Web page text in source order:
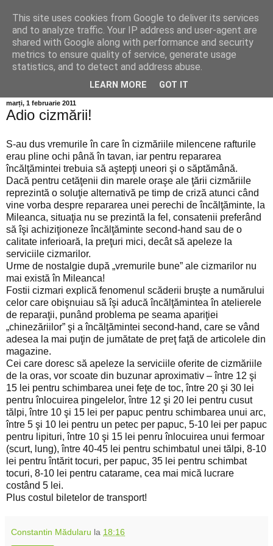
Info MILEANCA
BINE AȚI VENIT! *Jurnal online de informație și opinie;
Vineri 07 August, 2026
marți, 1 februarie 2011
Adio cizmării!
S-au dus vremurile în care în cizmăriile milencene rafturile
erau pline ochi până în tavan, iar pentru repararea
încălţămintei trebuia să aştepţi uneori şi o săptămână.
Dacă pentru cetăţenii din marele oraşe ale ţării cizmăriile
reprezintă o soluţie alternativă pe timp de criză atunci când
vine vorba despre repararea unei perechi de încălţăminte, la
Mileanca, situaţia nu se prezintă la fel, consatenii preferând
să îşi achiziţioneze încălţăminte second-hand sau de o
calitate inferioară, la preţuri mici, decât să apeleze la
serviciile cizmarilor.
Urme de nostalgie după „vremurile bune” ale cizmarilor nu
mai există în Mileanca!
Fostii cizmari explică fenomenul scăderii bruşte a numărului
celor care obişnuiau să îşi aducă încălţămintea în atelierele
de reparaţii, punând problema pe seama apariţiei
„chinezăriilor” şi a încălţămintei second-hand, care se vând
adesea la mai puţin de jumătate de preţ faţă de articolele din
magazine.
Cei care doresc să apeleze la serviciile oferite de cizmăriile
de la oras, vor scoate din buzunar aproximativ – între 12 şi
15 lei pentru schimbarea unei feţe de toc, între 20 şi 30 lei
pentru înlocuirea pingelelor, între 12 şi 20 lei pentru cusut
tălpi, între 10 şi 15 lei per papuc pentru schimbarea unui arc,
între 5 şi 10 lei pentru un petec per papuc, 5-10 lei per papuc
pentru lipituri, între 10 şi 15 lei penru înlocuirea unui fermoar
(scurt, lung), între 40-45 lei pentru schimbatul unei tălpi, 8-10
lei pentru întărit tocuri, per papuc, 35 lei pentru schimbat
tocuri, 8-10 lei pentru catarame, cea mai mică lucrare
costând 5 lei.
Plus costul biletelor de transport!
Constantin Mădularu la 18:16
This site uses cookies from Google to deliver its services
and to analyze traffic. Your IP address and user-agent are
shared with Google along with performance and security
metrics to ensure quality of service, generate usage
statistics, and to detect and address abuse.
LEARN MORE GOT IT